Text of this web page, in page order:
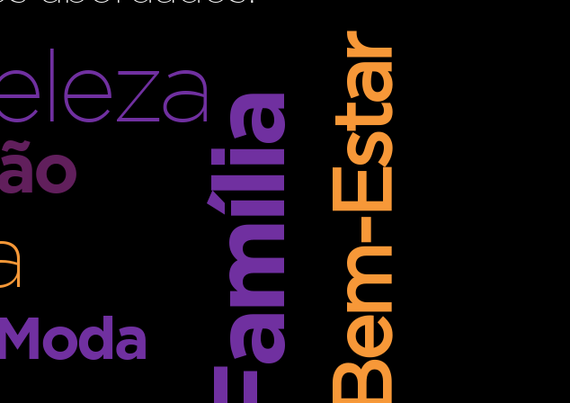
FamíliaBem-Estar